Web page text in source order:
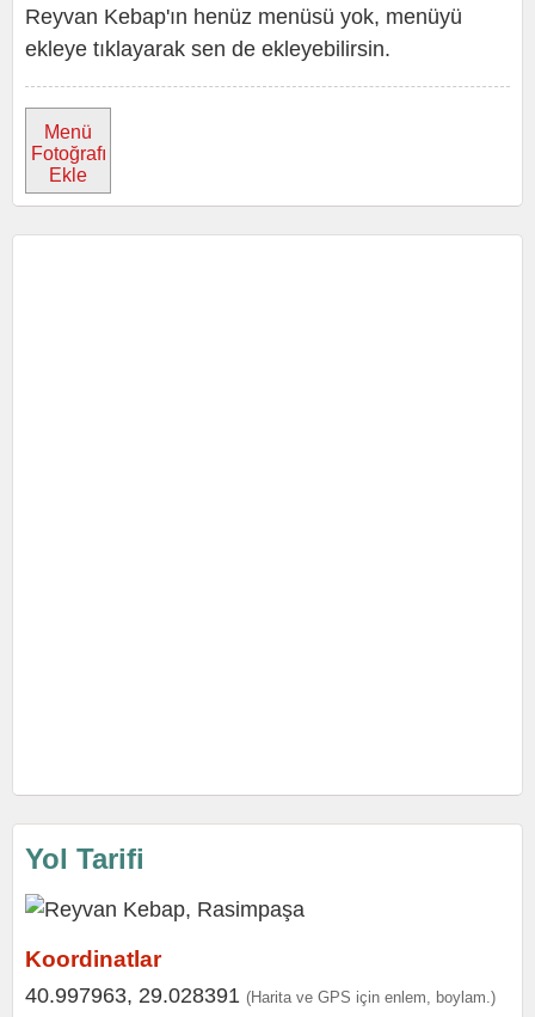
Reyvan Kebap'ın henüz menüsü yok, menüyü
ekleye tıklayarak sen de ekleyebilirsin.
Menü
Fotoğrafı
Ekle
Yol Tarifi
Koordinatlar
40.997963, 29.028391 (Harita ve GPS için enlem, boylam.)